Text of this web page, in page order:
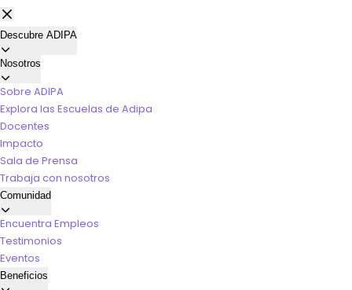
Descubre ADIPA
Nosotros
Sobre ADIPA
Explora las Escuelas de Adipa
Docentes
Impacto
Sala de Prensa
Trabaja con nosotros
Comunidad
Encuentra Empleos
Testimonios
Eventos
Beneficios